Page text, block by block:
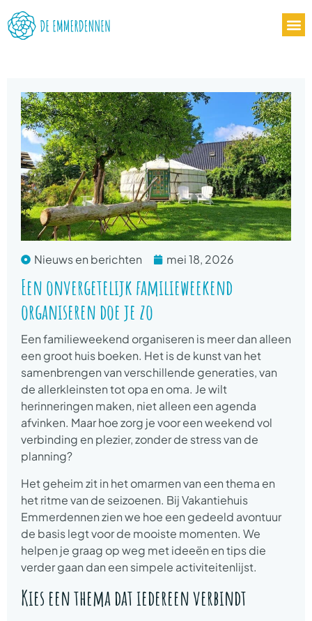
Nieuws en berichten mei 18, 2026
Een onvergetelijk familieweekend
organiseren doe je zo
Een familieweekend organiseren is meer dan alleen
een groot huis boeken. Het is de kunst van het
samenbrengen van verschillende generaties, van
de allerkleinsten tot opa en oma. Je wilt
herinneringen maken, niet alleen een agenda
afvinken. Maar hoe zorg je voor een weekend vol
verbinding en plezier, zonder de stress van de
planning?
Het geheim zit in het omarmen van een thema en
het ritme van de seizoenen. Bij Vakantiehuis
Emmerdennen zien we hoe een gedeeld avontuur
de basis legt voor de mooiste momenten. We
helpen je graag op weg met ideeën en tips die
verder gaan dan een simpele activiteitenlijst.
Kies een thema dat iedereen verbindt